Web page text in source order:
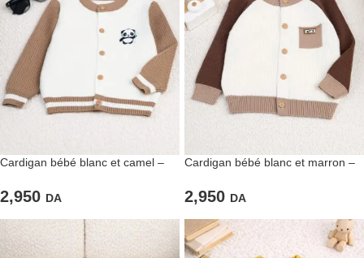
Cardigan bébé blanc et camel –
2,950 DA
Cardigan bébé blanc et marron –
2,950 DA